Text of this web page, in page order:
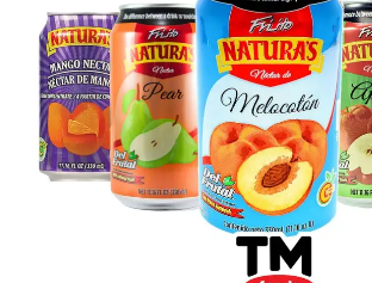
Varios)
cantidad